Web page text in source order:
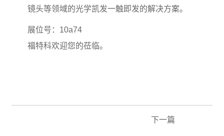
镜头等领域的光学凯发一触即发的解决方案。
展位号：10a74
福特科欢迎您的莅临。
下一篇